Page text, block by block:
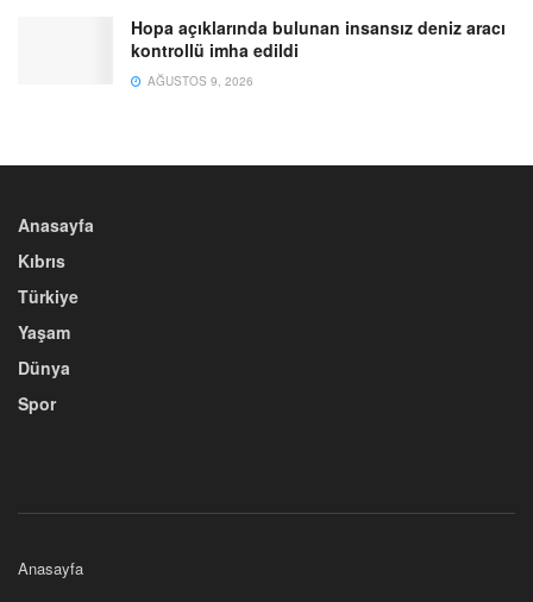
Hopa açıklarında bulunan insansız deniz aracı
kontrollü imha edildi
AĞUSTOS 9, 2026
Anasayfa
Kıbrıs
Türkiye
Yaşam
Dünya
Spor
Anasayfa